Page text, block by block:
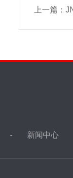
上一篇：
新闻中心